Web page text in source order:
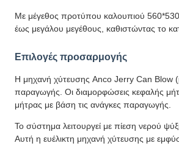
Με μέγεθος προτύπου καλουπιού 560*530
έως μεγάλου μεγέθους, καθιστώντας το
Επιλογές προσαρμογής
Η μηχανή χύτευσης Anco Jerry Can Blow
παραγωγής. Οι διαμορφώσεις κεφαλής
μήτρας με βάση τις ανάγκες παραγωγής.
Το σύστημα λειτουργεί με πίεση νερού
Αυτή η ευέλικτη μηχανή χύτευσης με